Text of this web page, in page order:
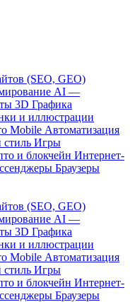
(SEO, GEO)
AI —
3D Графика
и иллюстрации
Mobile Автоматизация
Игры
и блокчейн Интернет-
Браузеры
(SEO, GEO)
AI —
3D Графика
и иллюстрации
Mobile Автоматизация
Игры
и блокчейн Интернет-
Браузеры